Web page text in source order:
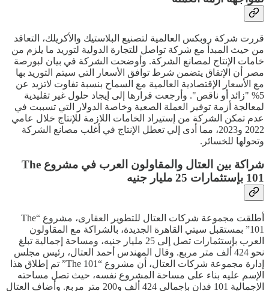
قررت شركة روبكس العالمية لتصنيع البلاستيك والأكريلك، التعاقد
من حيث المبدأ مع شركة تواصل للتجارة الدولية لتوريد ما يلزم من
خامات الإنتاج لمصانع الشركة. وأوضحت الشركة في بيان لبورصة
مصر أن الإتفاق يتضمن شرط توافق الأسعار التي سيتم التوريد بها
مع الأسعار الإقتصادية العالمية مع السماح بنسبة تفاوت لاتزيد عن
5% "زائد أو ناقص". وأرجعت قرارها إلى إيجاد حلول غير تقليدية
لمعالجة أزمة توفير العملة الصعية وخاصة الدولار التي تسببت في
عدم تمكن الشركة من إستيراد الخامات اللازمة للإنتاج خلال عامي
2022 و2023، مما أدى إلي تعطل الإنتاج في أغلب مصانع الشركة
وتحولها للخسائر.
شراكة بين العتال والمقاولون العرب في مشروع The
101 بإستثمارات 25 مليار جنيه
أطلقت مجموعة شركات العتال للتطوير العقارى، مشروع “The
101” بمستقبل سيتي القاهرة الجديدة، بالشراكة مع المقاولون
العرب بإستثمارات تصل إلى 25 مليار جنيه، ومساحة إجمالية تبلغ
نحو 424 ألف متر مربع. وقال المهندس أحمد العتال، رئيس مجلس
إدارة مجموعة شركات العتال، أن مشروع “The 101” تم إطلاق هذا
الإسم عليه بناء على مساحة المشروع نفسه، حيث تصل مساحته
الإجمالية 101 فدان بإجمالي 424 ألف و200 متر مربع. وأضاف العتال